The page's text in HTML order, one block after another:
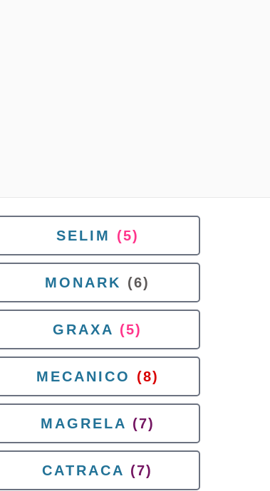
SELIM (5)
MONARK (6)
GRAXA (5)
MECANICO (8)
MAGRELA (7)
CATRACA (7)